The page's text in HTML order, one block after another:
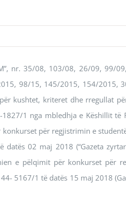
nr. 35/08, 103/08, 26/09, 99/
98/15, 145/2015, 154/2015,
kushtet, kriteret dhe rregullat
1 nga mbledhja e Këshillit të
për regjistrimin e
02 maj 2018 (“Gazeta
e pëlqimit për konkurset për
5167/1 të datës 15 mај 2018